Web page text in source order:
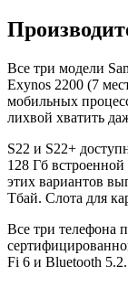
Все три модели
Exynos 2200 (7
мобильных
лихвой хватить
S22 и S22+
128 Гб
этих вариантов
Тбай. Слота для
Все три телефона
Fi 6 и Bluetooth 5.2.